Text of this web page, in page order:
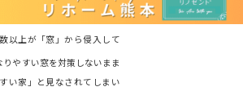
以上が「窓」から侵入して
りやすい窓を対策しないまま
い家」と見なされてしまい